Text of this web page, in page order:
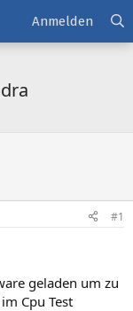
Anmelden
#1
geladen um zu
Cpu Test